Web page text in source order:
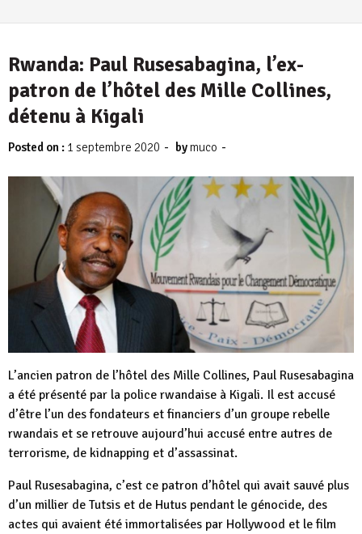
Rwanda: Paul Rusesabagina, l’ex-
patron de l’hôtel des Mille Collines,
détenu à Kigali
Posted on : 1 septembre 2020 - bymuco -
L’ancien patron de l’hôtel des Mille Collines, Paul Rusesabagina
a été présenté par la police rwandaise à Kigali. Il est accusé
d’être l’un des fondateurs et financiers d’un groupe rebelle
rwandais et se retrouve aujourd’hui accusé entre autres de
terrorisme, de kidnapping et d’assassinat.
Paul Rusesabagina, c’est ce patron d’hôtel qui avait sauvé plus
d’un millier de Tutsis et de Hutus pendant le génocide, des
actes qui avaient été immortalisées par Hollywood et le film